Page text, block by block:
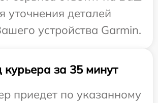
уточнения деталей
устройства Garmin.
курьера за 35 минут
приедет по указанному